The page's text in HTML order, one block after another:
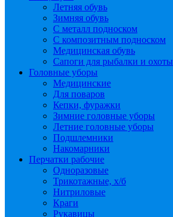
Летняя обувь
Зимняя обувь
С металл подноском
С композитным подноском
Медицинская обувь
Сапоги для рыбалки и охоты
Головные уборы
Медицинские
Для поваров
Кепки, фуражки
Зимние головные уборы
Летние головные уборы
Подшлемники
Накомарники
Перчатки рабочие
Одноразовые
Трикотажные, х/б
Нитриловые
Краги
Рукавицы